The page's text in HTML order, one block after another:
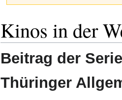
Navigation
springen
Suche
springen
Kinos in der
Beitrag der
Thüringer